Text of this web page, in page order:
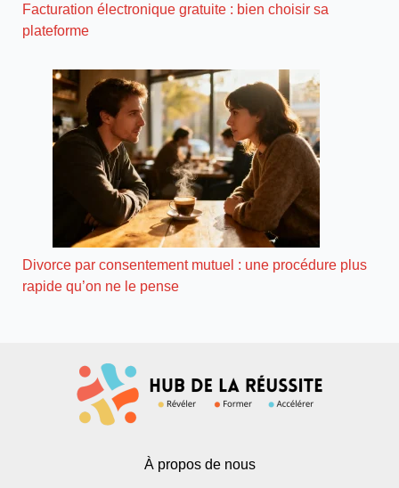
Facturation électronique gratuite : bien choisir sa
plateforme
Divorce par consentement mutuel : une procédure plus
rapide qu’on ne le pense
À propos de nous